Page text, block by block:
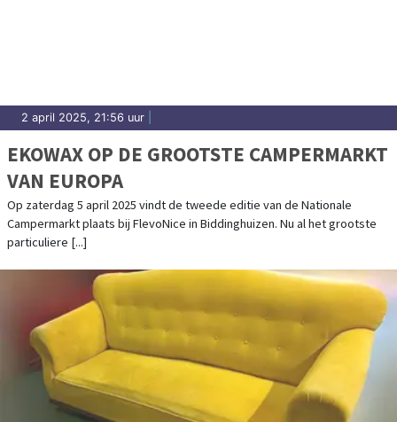
2 april 2025, 21:56 uur
EKOWAX OP DE GROOTSTE CAMPERMARKT
VAN EUROPA
Op zaterdag 5 april 2025 vindt de tweede editie van de Nationale
Campermarkt plaats bij FlevoNice in Biddinghuizen. Nu al het grootste
particuliere [...]